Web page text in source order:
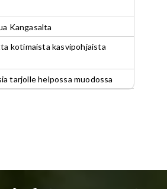
Kangasalta
kotimaista kasvipohjaista
tarjolle helpossa muodossa